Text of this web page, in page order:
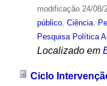
modificação24/08/
público, Ciência,
Pesquisa Política
Localizado em
Ciclo